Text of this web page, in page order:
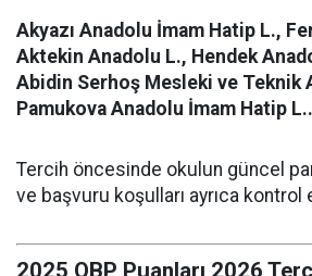
Akyazı Anadolu İmam Hatip L.,
Aktekin Anadolu L., Hendek
Abidin Serhoş Mesleki ve Teknik
Pamukova Anadolu İmam Hatip L..
Tercih öncesinde okulun güncel
ve başvuru koşulları ayrıca kontrol
2025 OBP Puanları 2026